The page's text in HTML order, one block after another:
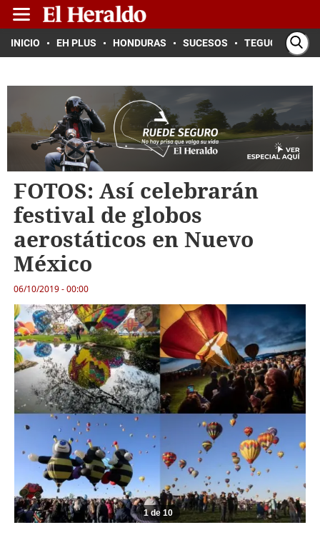
INICIO EH PLUS HONDURAS SUCESOS TEGUCIGALPA
FOTOS: Así celebrarán
festival de globos
aerostáticos en Nuevo
México
06/10/2019 - 00:00
1 de 10